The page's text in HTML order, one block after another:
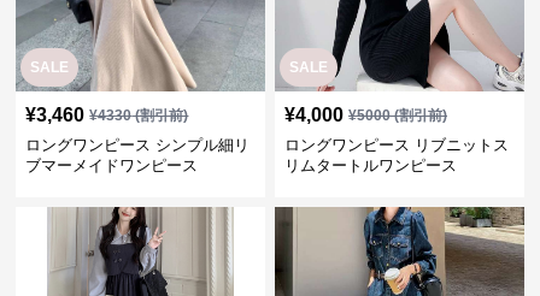
SALE
¥ 5960(割引前)
ロングワンピース シャツ ベスト
SALE
7580(割引前)
ロングワンピース フレア切替デ